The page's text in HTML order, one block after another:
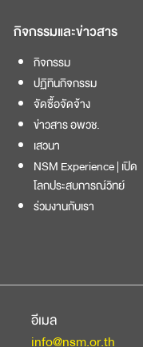
กิจกรรมและข่าวสาร
กิจกรรม
ปฏิทินกิจกรรม
จัดซื้อจัดจ้าง
ข่าวสาร อพวช.
เสวนา
NSM Experience | เปิด
โลกประสบการณ์วิทย์
ร่วมงานกับเรา
อีเมล
info@nsm.or.th